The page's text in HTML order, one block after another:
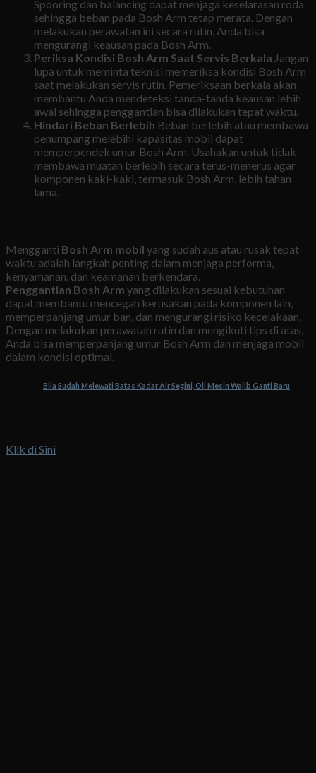
Spooring dan balancing dapat menjaga keselarasan roda
sehingga beban pada Bosh Arm tetap merata. Dengan
melakukan perawatan ini secara rutin, Anda bisa
mengurangi keausan pada Bosh Arm.
Periksa Kondisi Bosh Arm Saat Servis Berkala Jangan
lupa untuk meminta teknisi memeriksa kondisi Bosh Arm
saat melakukan servis rutin. Pemeriksaan berkala akan
membantu Anda mendeteksi tanda-tanda keausan lebih
awal sehingga penggantian bisa dilakukan tepat waktu.
Hindari Beban Berlebih Beban berlebih atau membawa
penumpang melebihi kapasitas mobil dapat
memperpendek umur Bosh Arm. Usahakan untuk tidak
membawa muatan berlebih secara terus-menerus agar
komponen kaki-kaki, termasuk Bosh Arm, lebih tahan
lama.
Mengganti Bosh Arm mobil yang sudah aus atau rusak tepat
waktu adalah langkah penting dalam menjaga performa,
kenyamanan, dan keamanan berkendara.
Penggantian Bosh Arm yang dilakukan sesuai kebutuhan
dapat membantu mencegah kerusakan pada komponen lain,
memperpanjang umur ban, dan mengurangi risiko kecelakaan.
Dengan melakukan perawatan rutin dan mengikuti tips di atas,
Anda bisa memperpanjang umur Bosh Arm dan menjaga mobil
dalam kondisi optimal.
Bila Sudah Melewati Batas Kadar Air Segini, Oli Mesin Wajib Ganti Baru
Klik di Sini